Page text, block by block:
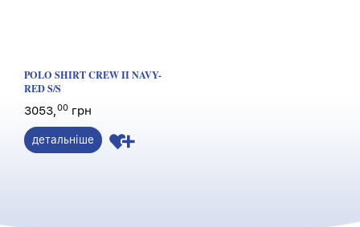
POLO SHIRT CREW II NAVY-
RED S/S
3053,00 грн
детальніше